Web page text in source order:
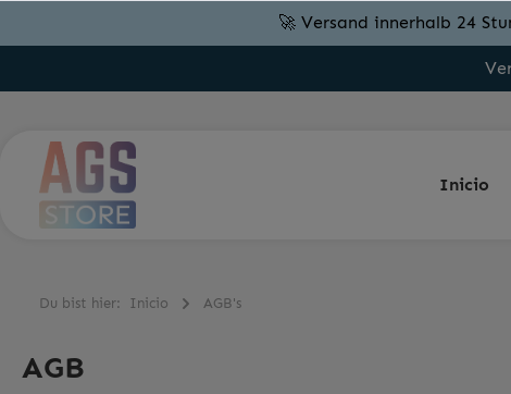
🚀 Versand innerhalb 24
Inicio
Du bist hier: Inicio AGB's
AGB